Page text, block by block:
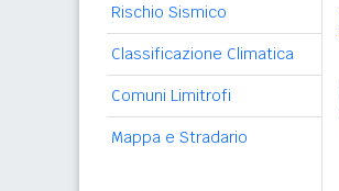
Rischio Sismico
Classificazione Climatica
Comuni Limitrofi
Mappa e Stradario